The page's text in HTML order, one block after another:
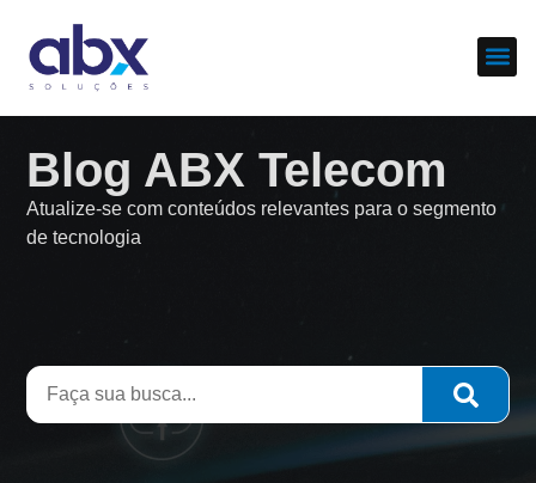
Blog ABX Telecom
Atualize-se com conteúdos relevantes para o segmento
de tecnologia